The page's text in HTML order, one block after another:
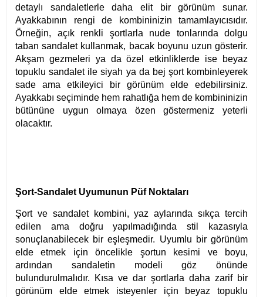
detaylı sandaletlerle daha elit bir görünüm sunar.
Ayakkabının rengi de kombininizin tamamlayıcısıdır.
Örneğin, açık renkli şortlarla nude tonlarında dolgu
taban sandalet kullanmak, bacak boyunu uzun gösterir.
Akşam gezmeleri ya da özel etkinliklerde ise beyaz
topuklu sandalet ile siyah ya da bej şort kombinleyerek
sade ama etkileyici bir görünüm elde edebilirsiniz.
Ayakkabı seçiminde hem rahatlığa hem de kombininizin
bütününe uygun olmaya özen göstermeniz yeterli
olacaktır.
Şort-Sandalet Uyumunun Püf Noktaları
Şort ve sandalet kombini, yaz aylarında sıkça tercih
edilen ama doğru yapılmadığında stil kazasıyla
sonuçlanabilecek bir eşleşmedir. Uyumlu bir görünüm
elde etmek için öncelikle şortun kesimi ve boyu,
ardından sandaletin modeli göz önünde
bulundurulmalıdır. Kısa ve dar şortlarla daha zarif bir
görünüm elde etmek isteyenler için beyaz topuklu